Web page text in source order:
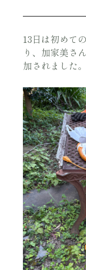
13日は初めて
り、加家美さ
加されました。